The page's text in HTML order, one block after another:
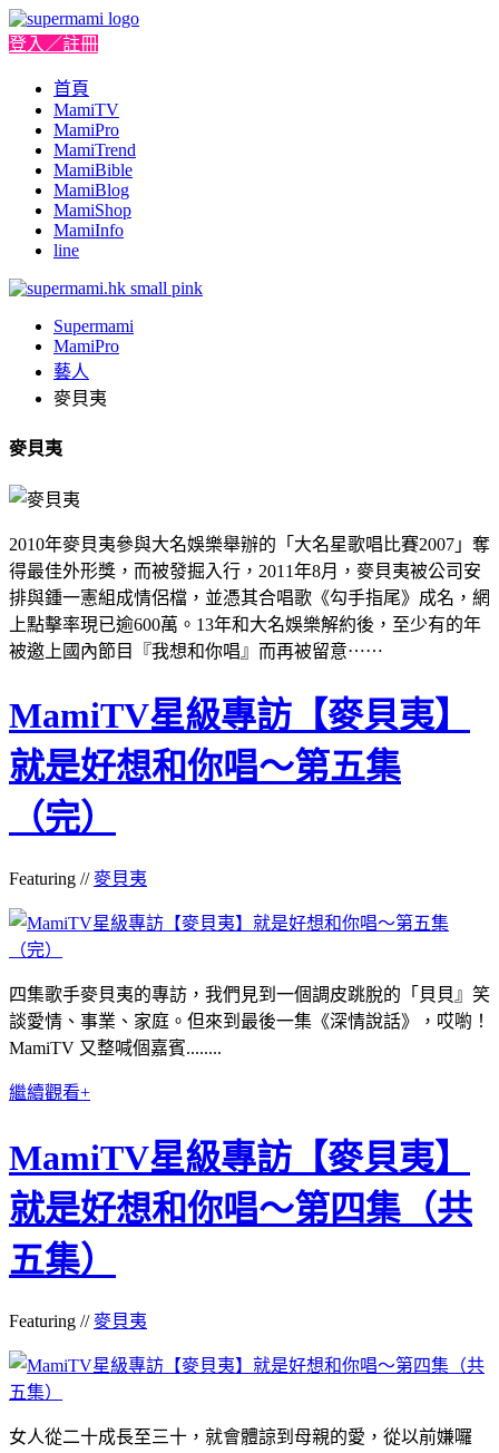
登入／註冊
首頁
MamiTV
MamiPro
MamiTrend
MamiBible
MamiBlog
MamiShop
MamiInfo
line
Supermami
MamiPro
藝人
麥貝夷
麥貝夷
2010年麥貝夷參與大名娛樂舉辦的「大名星歌唱比賽2007」奪
得最佳外形獎，而被發掘入行，2011年8月，麥貝夷被公司安
排與鍾一憲組成情侶檔，並憑其合唱歌《勾手指尾》成名，網
上點擊率現已逾600萬。13年和大名娛樂解約後，至少有的年
被邀上國內節目『我想和你唱』而再被留意⋯⋯
MamiTV星級專訪【麥貝夷】
就是好想和你唱～第五集
（完）
Featuring //麥貝夷
四集歌手麥貝夷的專訪，我們見到一個調皮跳脫的「貝貝』笑
談愛情、事業、家庭。但來到最後一集《深情說話》，哎喲！
MamiTV 又整喊個嘉賓........
繼續觀看+
MamiTV星級專訪【麥貝夷】
就是好想和你唱～第四集（共
五集）
Featuring //麥貝夷
女人從二十成長至三十，就會體諒到母親的愛，從以前嫌囉